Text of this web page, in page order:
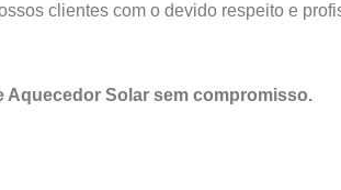
clientes com o devido respeito e
Aquecedor Solar sem compromisso.